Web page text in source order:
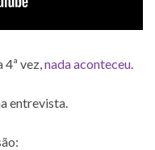
vez, nada aconteceu
entrevista.